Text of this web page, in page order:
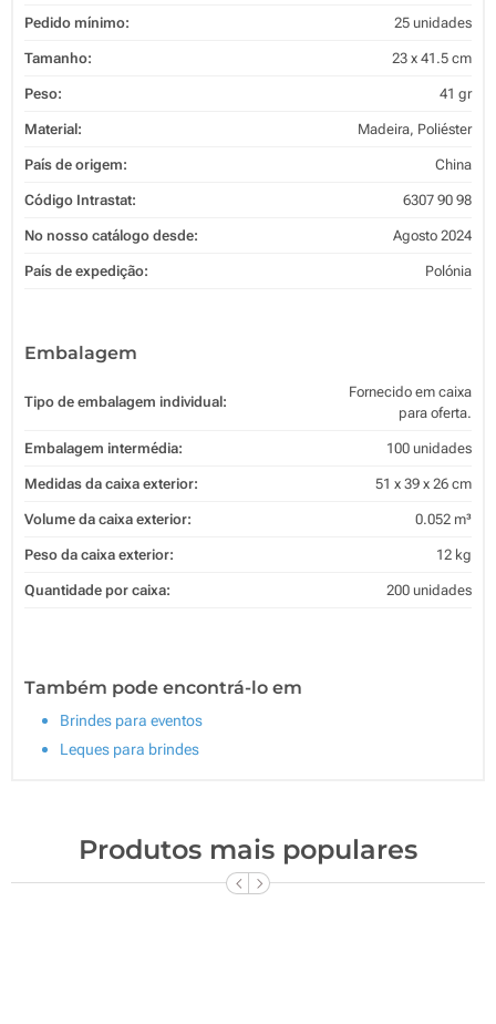
Pedido mínimo: 25 unidades
Tamanho: 23 x 41.5 cm
Peso: 41 gr
Material: Madeira, Poliéster
País de origem: China
Código Intrastat: 6307 90 98
No nosso catálogo desde: Agosto 2024
País de expedição: Polónia
Embalagem
Tipo de embalagem individual:
Fornecido em caixa
para oferta.
Embalagem intermédia: 100 unidades
Medidas da caixa exterior: 51 x 39 x 26 cm
Volume da caixa exterior: 0.052 m³
Peso da caixa exterior: 12 kg
Quantidade por caixa: 200 unidades
Também pode encontrá-lo em
Brindes para eventos
Leques para brindes
Produtos mais populares